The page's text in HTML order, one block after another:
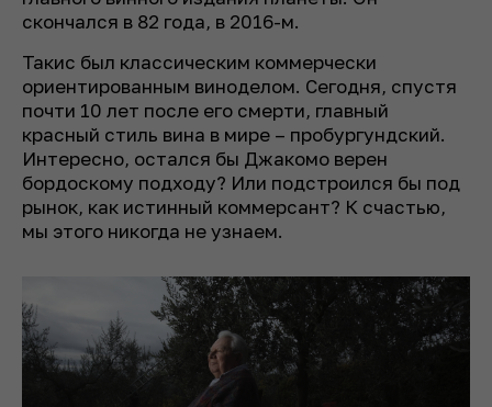
скончался в 82 года, в 2016-м.
Такис был классическим коммерчески
ориентированным виноделом. Сегодня, спустя
почти 10 лет после его смерти, главный
красный стиль вина в мире – пробургундский.
Интересно, остался бы Джакомо верен
бордоскому подходу? Или подстроился бы под
рынок, как истинный коммерсант? К счастью,
мы этого никогда не узнаем.